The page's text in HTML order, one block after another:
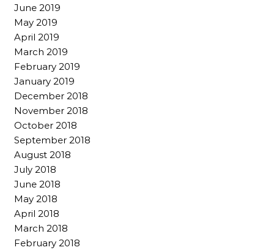
June 2019
May 2019
April 2019
March 2019
February 2019
January 2019
December 2018
November 2018
October 2018
September 2018
August 2018
July 2018
June 2018
May 2018
April 2018
March 2018
February 2018